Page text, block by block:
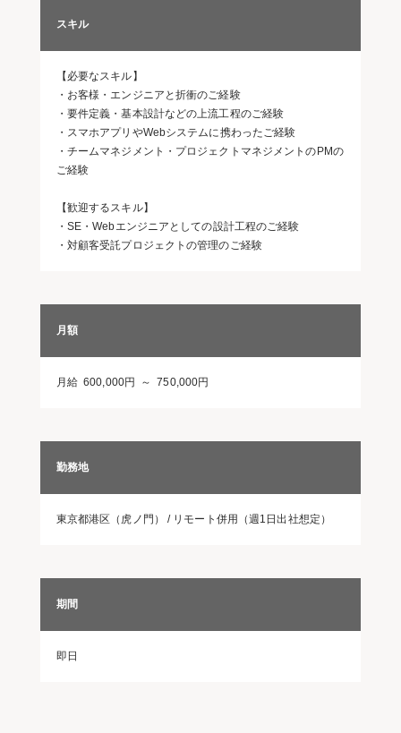
スキル
【必要なスキル】
・お客様・エンジニアと折衝のご経験
・要件定義・基本設計などの上流工程のご経験
・スマホアプリやWebシステムに携わったご経験
・チームマネジメント・プロジェクトマネジメントのPMの
ご経験
【歓迎するスキル】
・SE・Webエンジニアとしての設計工程のご経験
・対顧客受託プロジェクトの管理のご経験
月額
月給 600,000円 ～ 750,000円
勤務地
東京都港区（虎ノ門） / リモート併用（週1日出社想定）
期間
即日